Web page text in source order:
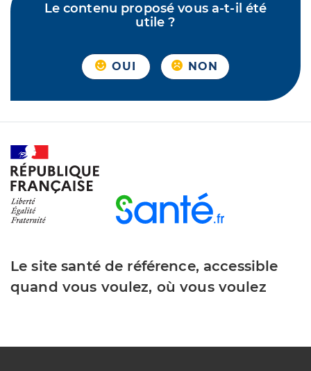
Le contenu proposé vous a-t-il été
utile ?
OUI NON
Le site santé de référence, accessible
quand vous voulez, où vous voulez